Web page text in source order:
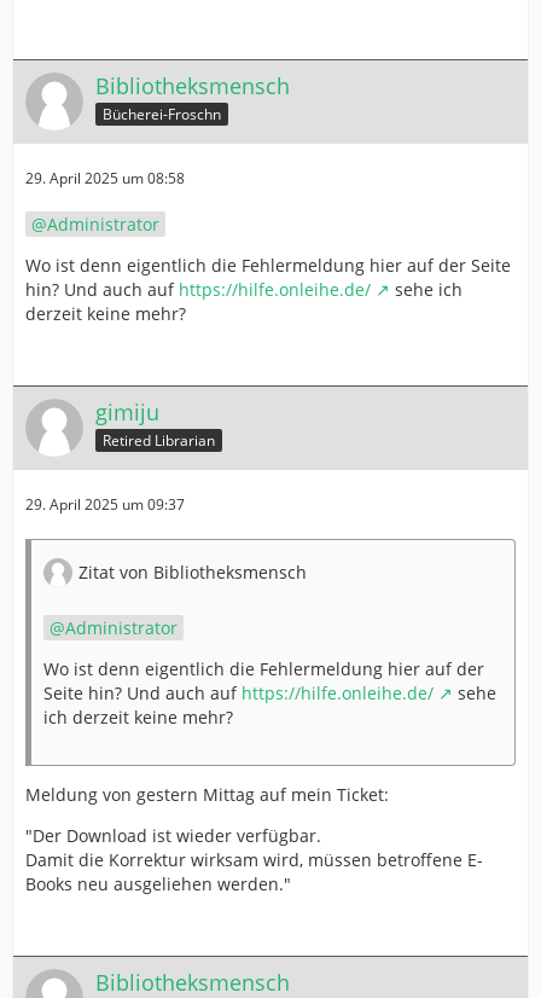
Bibliotheksmensch
Bücherei-Froschn
29. April 2025 um 08:58
Administrator
Wo ist denn eigentlich die Fehlermeldung hier auf der Seite
hin? Und auch auf https://hilfe.onleihe.de/
sehe ich
derzeit keine mehr?
gimiju
Retired Librarian
29. April 2025 um 09:37
Zitat von Bibliotheksmensch
Administrator
Wo ist denn eigentlich die Fehlermeldung hier auf der
Seite hin? Und auch auf https://hilfe.onleihe.de/
sehe
ich derzeit keine mehr?
Meldung von gestern Mittag auf mein Ticket:
"Der Download ist wieder verfügbar.
Damit die Korrektur wirksam wird, müssen betroffene E-
Books neu ausgeliehen werden."
Bibliotheksmensch